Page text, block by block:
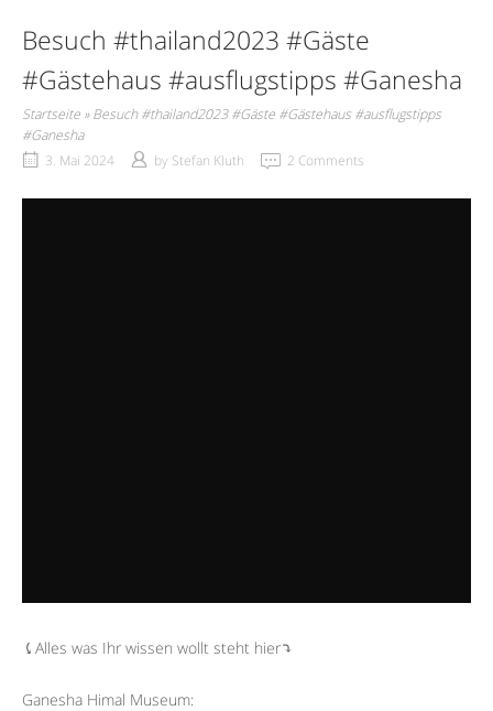
Besuch #thailand2023 #Gäste
#Gästehaus #ausflugstipps #Ganesha
Startseite »Besuch #thailand2023 #Gäste #Gästehaus #ausflugstipps
#Ganesha
3. Mai 2024
by Stefan Kluth 2 Comments
⤹Alles was Ihr wissen wollt steht hier⤵︎
Ganesha Himal Museum: